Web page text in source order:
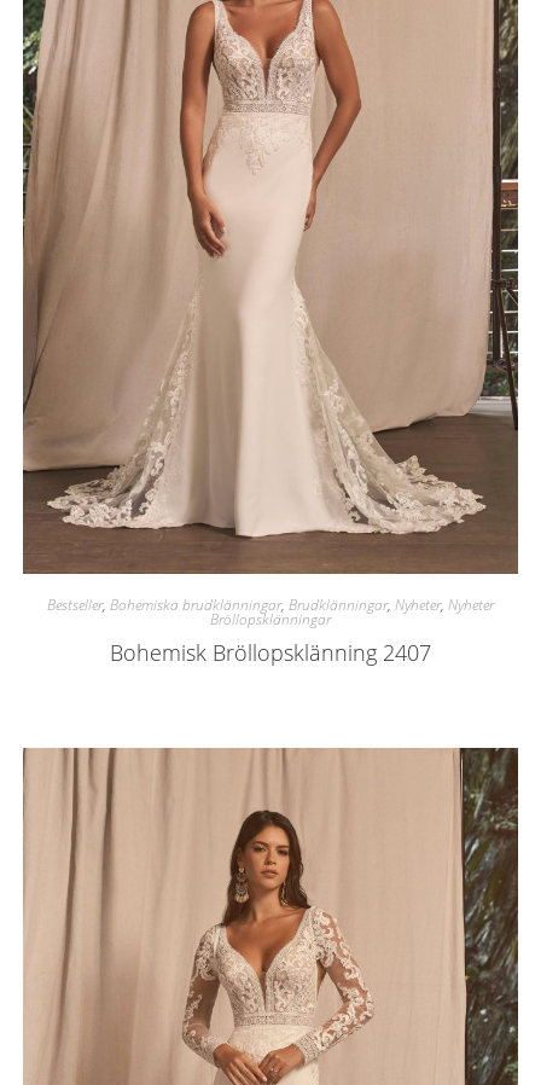
Bestseller, Bohemiska brudklänningar, Brudklänningar, Nyheter, Nyheter
Bröllopsklänningar
Bohemisk Bröllopsklänning 2407